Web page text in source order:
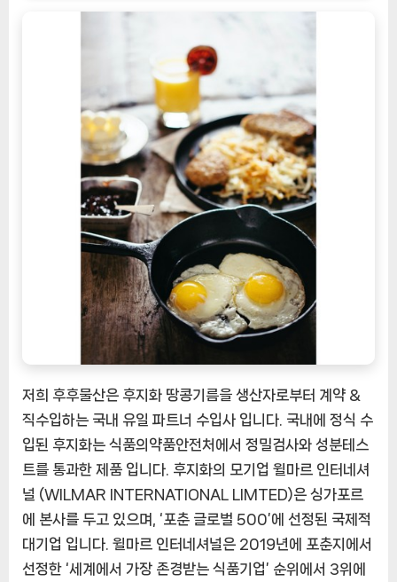
저희 후후물산은 후지화 땅콩기름을 생산자로부터 계약 &
직수입하는 국내 유일 파트너 수입사 입니다. 국내에 정식 수
입된 후지화는 식품의약품안전처에서 정밀검사와 성분테스
트를 통과한 제품 입니다. 후지화의 모기업 윌마르 인터네셔
널 (WILMAR INTERNATIONAL LIMTED)은 싱가포르
에 본사를 두고 있으며, ‘포춘 글로벌 500’에 선정된 국제적
대기업 입니다. 윌마르 인터네셔널은 2019년에 포춘지에서
선정한 ‘세계에서 가장 존경받는 식품기업’ 순위에서 3위에